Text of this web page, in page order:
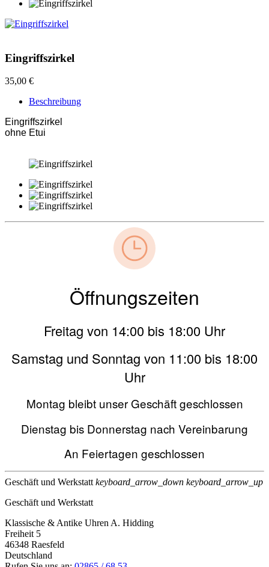
Eingriffszirkel
35,00 €
Beschreibung
Eingriffszirkel
ohne Etui
Öffnungszeiten
Freitag von 14:00 bis 18:00 Uhr
Samstag und Sonntag von 11:00 bis 18:00
Uhr
Montag bleibt unser Geschäft geschlossen
Dienstag bis Donnerstag nach Vereinbarung
An Feiertagen geschlossen
Geschäft und Werkstatt keyboard_arrow_down keyboard_arrow_up
Geschäft und Werkstatt
Klassische & Antike Uhren A. Hidding
Freiheit 5
46348 Raesfeld
Deutschland